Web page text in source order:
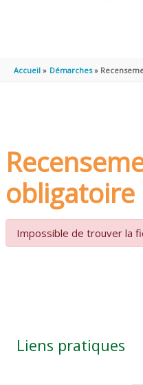
Accueil Démarches
obligatoire
Impossible de trouver la
Liens pratiques